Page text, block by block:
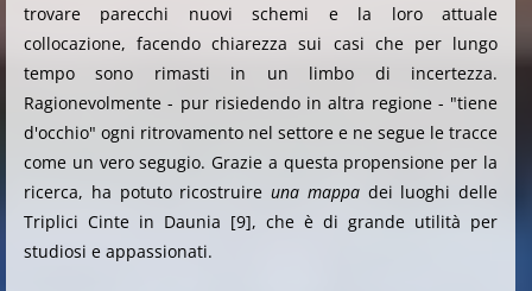
trovare parecchi nuovi schemi e la loro attuale
collocazione, facendo chiarezza sui casi che per lungo
tempo sono rimasti in un limbo di incertezza.
Ragionevolmente - pur risiedendo in altra regione - "tiene
d'occhio" ogni ritrovamento nel settore e ne segue le tracce
come un vero segugio. Grazie a questa propensione per la
ricerca, ha potuto ricostruireuna mappa dei luoghi delle
Triplici Cinte in Daunia [9], che è di grande utilità per
studiosi e appassionati.